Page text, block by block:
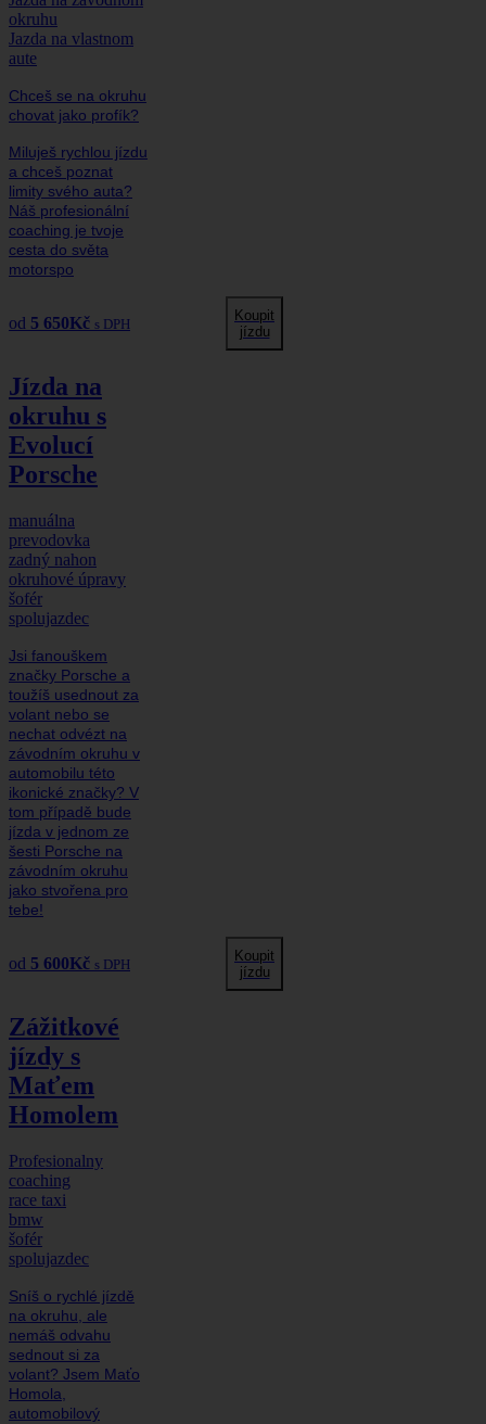
okruhu
Jazda na vlastnom
aute
Chceš se na okruhu
chovat jako profík?
Miluješ rychlou jízdu
a chceš poznat
limity svého auta?
Náš profesionální
coaching je tvoje
cesta do světa
motorspo
od 5 650Kč s DPH
Koupit
jízdu
Jízda na
okruhu s
Evolucí
Porsche
manuálna
prevodovka
zadný nahon
okruhové úpravy
šofér
spolujazdec
Jsi fanouškem
značky Porsche a
toužíš usednout za
volant nebo se
nechat odvézt na
závodním okruhu v
automobilu této
ikonické značky? V
tom případě bude
jízda v jednom ze
šesti Porsche na
závodním okruhu
jako stvořena pro
tebe!
od 5 600Kč s DPH
Koupit
jízdu
Zážitkové
jízdy s
Maťem
Homolem
Profesionalny
coaching
race taxi
bmw
šofér
spolujazdec
Sníš o rychlé jízdě
na okruhu, ale
nemáš odvahu
sednout si za
volant? Jsem Maťo
Homola,
automobilový